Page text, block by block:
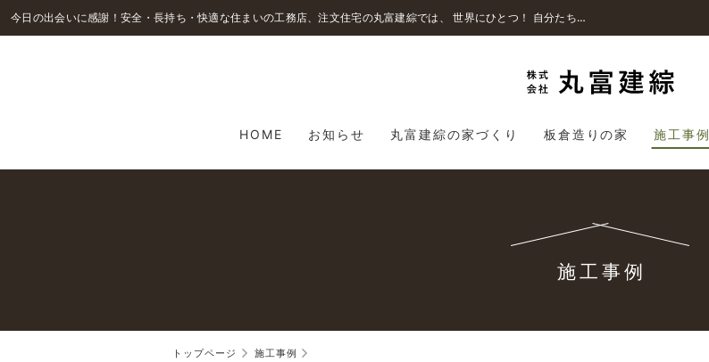
今日の出会いに感謝！安全・長持ち・快適な住まいの工務店、注文住宅の丸富建綜では、 世界にひとつ！ 自分たちが納得できるオンリーワンの家づくり！ をいたします。
HOME お知らせ 丸富建綜の家づくり 板倉造りの家 施工事例
施工事例
トップページ 施工事例